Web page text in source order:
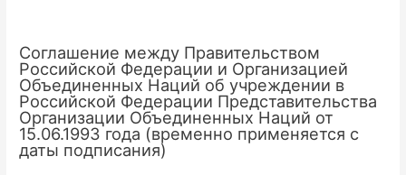
Соглашение между Правительством
Российской Федерации и Организацией
Объединенных Наций об учреждении в
Российской Федерации Представительства
Организации Объединенных Наций от
15.06.1993 года (временно применяется с
даты подписания)